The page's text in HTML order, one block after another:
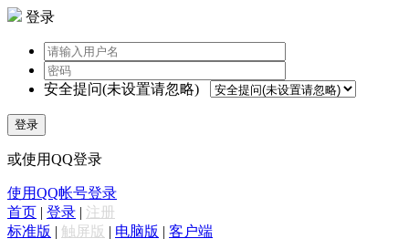
登录
安全提问(未设置请忽略)
登录
或使用QQ登录
使用QQ帐号登录
首页 | 登录 | 注册
标准版 | 触屏版 | 电脑版 | 客户端